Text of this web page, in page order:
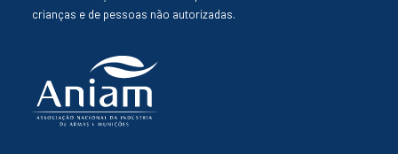
crianças e de pessoas não autorizadas.